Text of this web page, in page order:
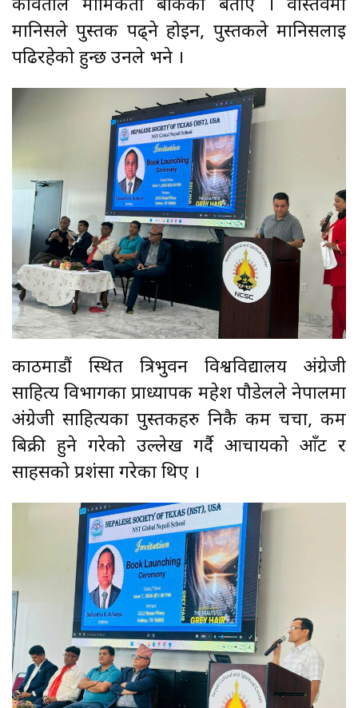
कविताले मार्मिकता बोकेको बताए । वास्तवमा
मानिसले पुस्तक पढ्ने होइन, पुस्तकले मानिसलाई
पढिरहेको हुन्छ उनले भने ।
काठमाडौं स्थित त्रिभुवन विश्वविद्यालय अंग्रेजी
साहित्य विभागका प्राध्यापक महेश पौडेलले नेपालमा
अंग्रेजी साहित्यका पुस्तकहरु निकै कम चर्चा, कम
बिक्री हुने गरेको उल्लेख गर्दै आचार्यको आँट र
साहसको प्रशंसा गरेका थिए ।